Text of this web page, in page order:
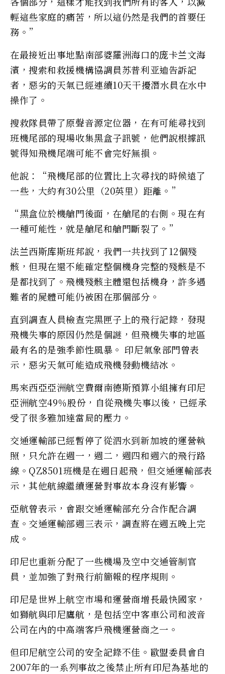
輕這些家庭的痛苦，所以這仍然是我們的首要任
務。”
在最接近出事地點南部婆羅洲海口的庞卡兰文海
濱，搜索和救援機構協調員苏普利亚迪告訴記
者，惡劣的天氣已經連續10天干擾潛水員在水中
操作了。
搜救隊員帶了原聲音源定位器，在有可能尋找到
班機尾部的現場收集黑盒子訊號，他們說根據訊
號得知飛機尾端可能不會完好無損。
他說：“飛機尾部的位置比上次尋找的時候遠了
一些，大約有30公里（20英里）距離。”
“黑盒位於機艙門後面，在艙尾的右側。現在有
一種可能性，就是艙尾和艙門斷裂了。”
法兰西斯库斯班邦說，我們一共找到了12個殘
骸，但現在還不能確定整個機身完整的殘骸是不
是都找到了。飛機殘骸主體還包括機身，許多遇
難者的屍體可能仍被困在那個部分。
直到調查人員檢查完黑匣子上的飛行記錄，發現
飛機失事的原因仍然是個謎，但飛機失事的地區
最有名的是強季節性風暴。 印尼氣象部門曾表
示，惡劣天氣可能造成飛機發動機結冰。
馬來西亞亞洲航空費爾南德斯預算小組擁有印尼
亞洲航空49％股份，自從飛機失事以後，已經承
受了很多雅加達當局的壓力。
交通運輸部已經暫停了從泗水到新加坡的運營執
照，只允許在週一，週二，週四和週六的飛行路
線。QZ8501班機是在週日起飛，但交通運輸部表
示，其他航線繼續運營對事故本身沒有影響。
亞航曾表示，會跟交通運輸部充分合作配合調
查。交通運輸部週三表示，調查將在週五晚上完
成。
印尼也重新分配了一些機場及空中交通管制官
員，並加強了對飛行前簡報的程序規則。
印尼是世界上航空市場和運營商增長最快國家，
如獅航與印尼鷹航，是包括空中客車公司和波音
公司在內的中高端客戶飛機運營商之一。
但印尼航空公司的安全記錄不佳。歐盟委員會自
2007年的一系列事故之後禁止所有印尼為基地的